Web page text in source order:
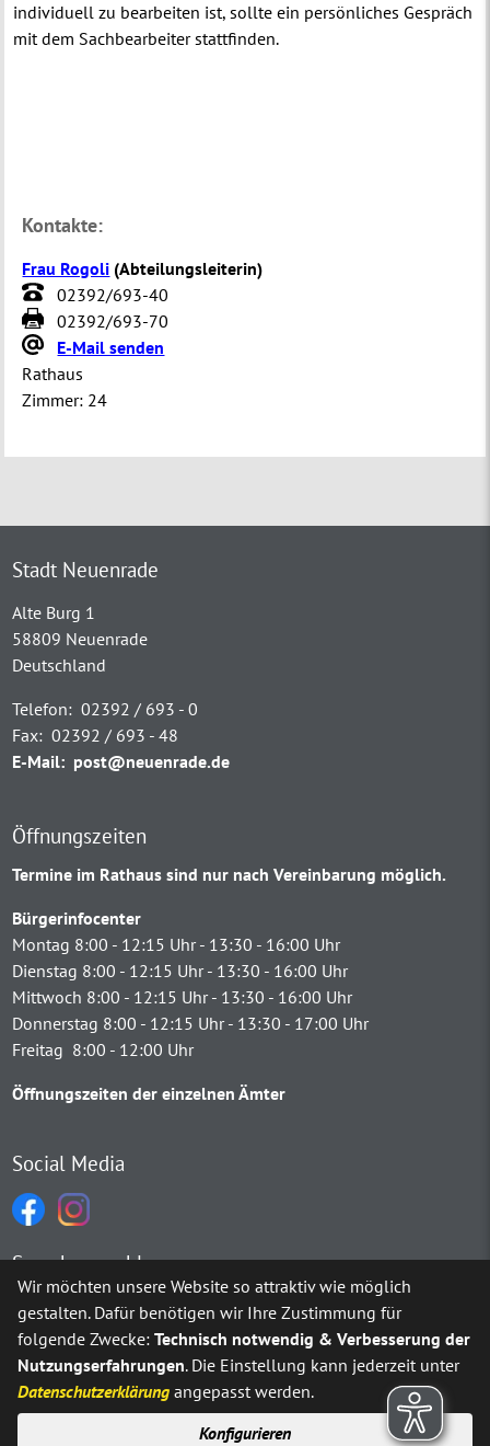
individuell zu bearbeiten ist, sollte ein persönliches Gespräch
mit dem Sachbearbeiter stattfinden.
Kontakte:
Frau Rogoli (Abteilungsleiterin)
02392/693-40
02392/693-70
E-Mail senden
Rathaus
Zimmer: 24
Stadt Neuenrade
Alte Burg 1
58809 Neuenrade
Deutschland
Telefon: 02392 / 693 - 0
Fax: 02392 / 693 - 48
E-Mail: post@neuenrade.de
Öffnungszeiten
Termine im Rathaus sind nur nach Vereinbarung möglich.
Bürgerinfocenter
Montag 8:00 - 12:15 Uhr - 13:30 - 16:00 Uhr
Dienstag 8:00 - 12:15 Uhr - 13:30 - 16:00 Uhr
Mittwoch 8:00 - 12:15 Uhr - 13:30 - 16:00 Uhr
Donnerstag 8:00 - 12:15 Uhr - 13:30 - 17:00 Uhr
Freitag 8:00 - 12:00 Uhr
Öffnungszeiten der einzelnen Ämter
Social Media
Sprachauswahl
Möchten Sie vonGoogle Translate bereitgestellte externe
Ja Immer
Wir möchten unsere Website so attraktiv wie möglich
gestalten. Dafür benötigen wir Ihre Zustimmung für
folgende Zwecke:Technisch notwendig & Verbesserung der
Nutzungserfahrungen. Die Einstellung kann jederzeit unter
Datenschutzerklärung angepasst werden.
Konfigurieren